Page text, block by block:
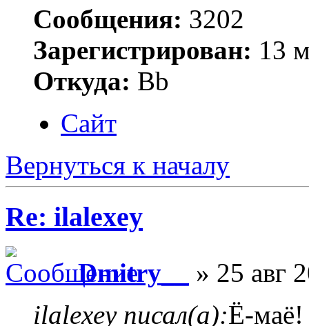
Сообщения: 3202
Зарегистрирован: 13
Откуда: Bb
Сайт
Вернуться к началу
Re: ilalexey
Dmitry__
» 25 авг
ilalexey писал(а):Ё-маё!